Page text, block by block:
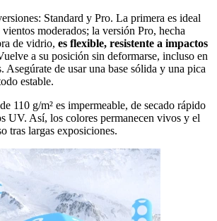
Standard y Pro. La primera es ideal
moderados; la versión Pro, hecha
de vidrio, es flexible, resistente a impactos
a su posición sin deformarse, incluso en
Asegúrate de usar una base sólida y una pica
estable.
110 g/m² es impermeable, de secado rápido
UV. Así, los colores permanecen vivos y el
tras largas exposiciones.